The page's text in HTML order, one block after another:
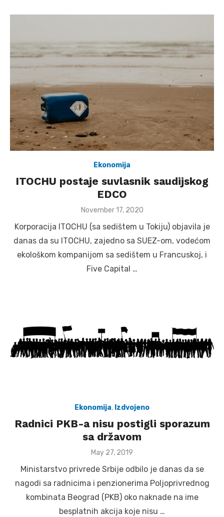
Ekonomija
ITOCHU postaje suvlasnik saudijskog
EDCO
Posted
November 17, 2020
Korporacija ITOCHU (sa sedištem u Tokiju) objavila je
danas da su ITOCHU, zajedno sa SUEZ-om, vodećom
ekološkom kompanijom sa sedištem u Francuskoj, i
Five Capital …
Ekonomija, Izdvojeno
Radnici PKB-a nisu postigli sporazum
sa državom
Posted
May 27, 2019
Ministarstvo privrede Srbije odbilo je danas da se
nagodi sa radnicima i penzionerima Poljoprivrednog
kombinata Beograd (PKB) oko naknade na ime
besplatnih akcija koje nisu …